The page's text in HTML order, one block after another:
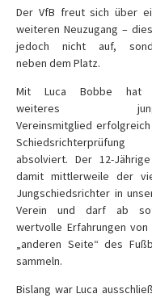
Der VfB freut sich über
weiteren Neuzugang –
jedoch nicht auf,
neben dem Platz.
Mit Luca Bobbe hat
weiteres
Vereinsmitglied
Schiedsrichterprüfung
absolviert. Der 12-
damit mittlerweile der
Jungschiedsrichter in
Verein und darf ab
wertvolle Erfahrungen
„anderen Seite“ des
sammeln.
Bislang war Luca